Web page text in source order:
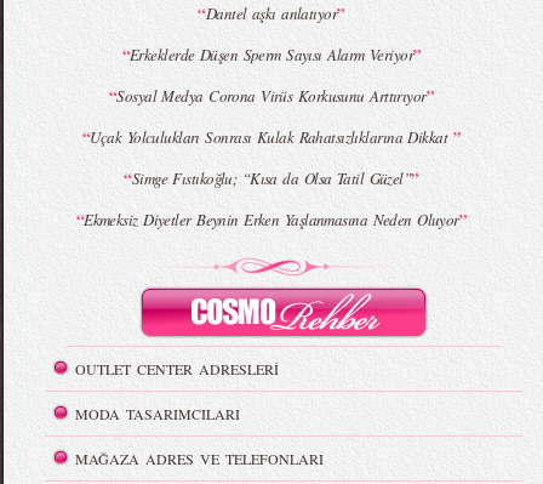
“Dantel aşkı anlatıyor”
“Erkeklerde Düşen Sperm Sayısı Alarm Veriyor”
“Sosyal Medya Corona Virüs Korkusunu Arttırıyor”
“Uçak Yolculukları Sonrası Kulak Rahatsızlıklarına Dikkat ”
“Simge Fıstıkoğlu; “Kısa da Olsa Tatil Güzel””
“Ekmeksiz Diyetler Beynin Erken Yaşlanmasına Neden Oluyor”
OUTLET CENTER ADRESLERİ
MODA TASARIMCILARI
MAĞAZA ADRES VE TELEFONLARI